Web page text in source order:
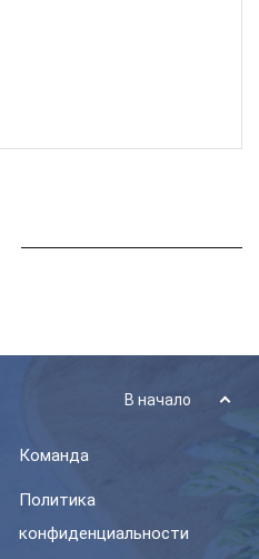
В начало
Команда
Политика
конфиденциальности